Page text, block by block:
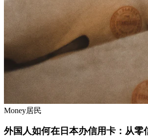
Money居民
外国人如何在日本办信用卡：从零